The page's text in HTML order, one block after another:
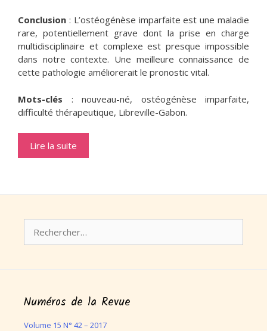
Conclusion : L’ostéogénèse imparfaite est une maladie
rare, potentiellement grave dont la prise en charge
multidisciplinaire et complexe est presque impossible
dans notre contexte. Une meilleure connaissance de
cette pathologie améliorerait le pronostic vital.
Mots-clés : nouveau-né, ostéogénèse imparfaite,
difficulté thérapeutique, Libreville-Gabon.
Lire la suite
Numéros de la Revue
Volume 15 N° 42 – 2017